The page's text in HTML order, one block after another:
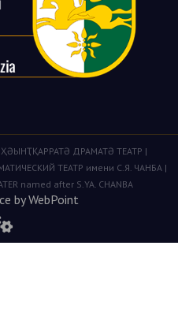
ДРАМАТӘ ТЕАТР |
ТЕАТР имени С.Я. ЧАНБА |
named after S.YA. CHANBA
by WebPoint